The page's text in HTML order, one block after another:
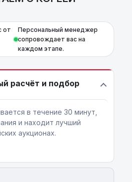
от
Персональный менеджер
сопровождает вас на
каждом этапе.
расчёт и подбор
в течение 30 минут,
и находит лучший
аукционах.